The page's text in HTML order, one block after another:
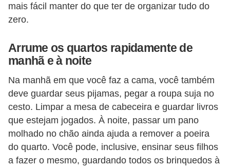
mais fácil manter do que ter de organizar tudo do
zero.
Arrume os quartos rapidamente de
manhã e à noite
Na manhã em que você faz a cama, você também
deve guardar seus pijamas, pegar a roupa suja no
cesto. Limpar a mesa de cabeceira e guardar livros
que estejam jogados. À noite, passar um pano
molhado no chão ainda ajuda a remover a poeira
do quarto. Você pode, inclusive, ensinar seus filhos
a fazer o mesmo, guardando todos os brinquedos à